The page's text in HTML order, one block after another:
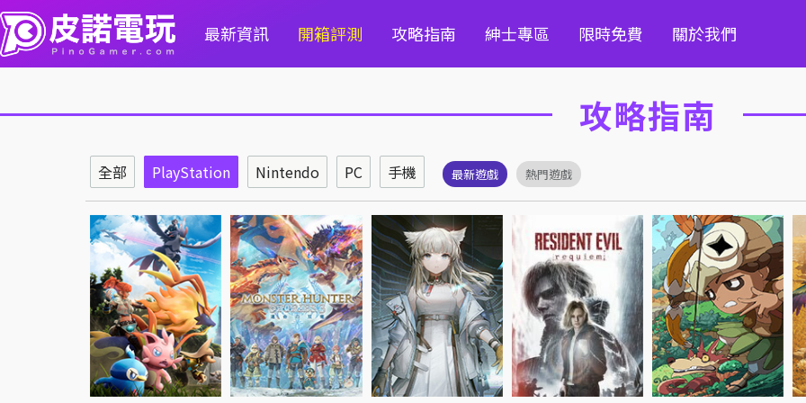
最新資訊 開箱評測 攻略指南 紳士專區 限時免費 關於我們
攻略指南
全部 PlayStation Nintendo PC 手機 最新遊戲 熱門遊戲